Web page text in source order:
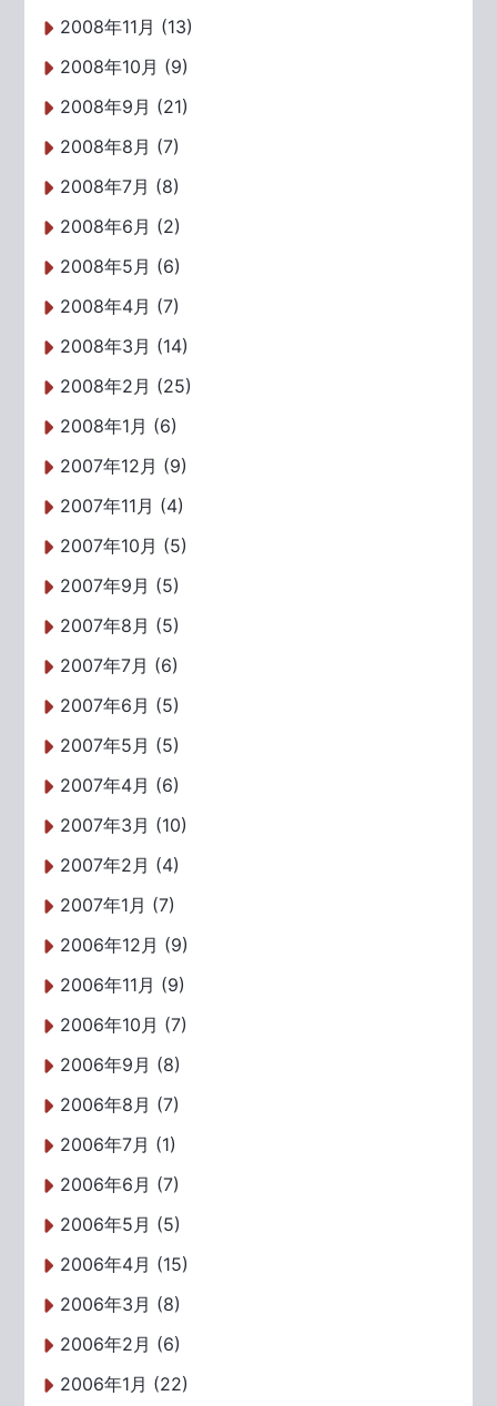
2008年11月 (13)
2008年10月 (9)
2008年9月 (21)
2008年8月 (7)
2008年7月 (8)
2008年6月 (2)
2008年5月 (6)
2008年4月 (7)
2008年3月 (14)
2008年2月 (25)
2008年1月 (6)
2007年12月 (9)
2007年11月 (4)
2007年10月 (5)
2007年9月 (5)
2007年8月 (5)
2007年7月 (6)
2007年6月 (5)
2007年5月 (5)
2007年4月 (6)
2007年3月 (10)
2007年2月 (4)
2007年1月 (7)
2006年12月 (9)
2006年11月 (9)
2006年10月 (7)
2006年9月 (8)
2006年8月 (7)
2006年7月 (1)
2006年6月 (7)
2006年5月 (5)
2006年4月 (15)
2006年3月 (8)
2006年2月 (6)
2006年1月 (22)